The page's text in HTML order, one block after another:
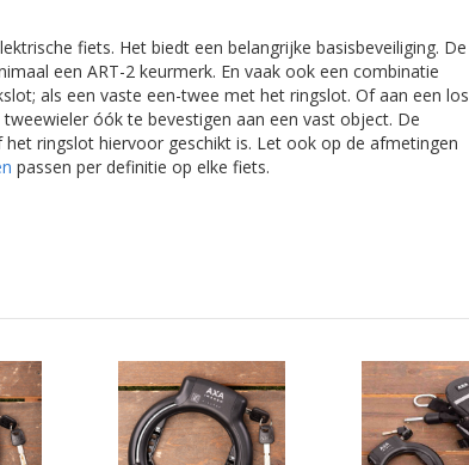
fiets. Het biedt een belangrijke basisbeveiliging. De
een ART-2 keurmerk. En vaak ook een combinatie
als een vaste een-twee met het ringslot. Of aan een los
óók te bevestigen aan een vast object. De
ringslot hiervoor geschikt is. Let ook op de afmetingen
passen per definitie op elke fiets.